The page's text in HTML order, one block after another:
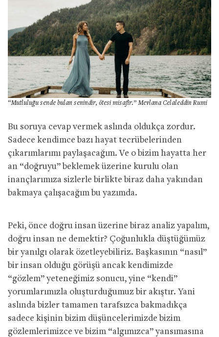
“Mutluluğu sende bulan senindir, ötesi misafir.” Mevlana Celaleddin Rumi
Bu soruya cevap vermek aslında oldukça zordur.
Sadece kendimce bazı hayat tecrübelerinden
çıkarımlarımı paylaşacağım. Ve o bizim hayatta her
an “doğruyu” beklemek üzerine kurulu olan
inançlarımıza sizlerle birlikte biraz daha yakından
bakmaya çalışacağım bu yazımda.
Peki, önce doğru insan üzerine biraz analiz yapalım,
doğru insan ne demektir? Çoğunlukla düştüğümüz
bir yanılgı olarak özetleyebiliriz. Başkasının “nasıl”
bir insan olduğu görüşü ancak kendimizde
“gözlem” yeteneğimiz sonucu, yine “kendi”
yorumlarımızla oluşturduğumuz bir akıştır. Yani
aslında bizler tamamen tarafsızca bakmadıkça
sadece kişinin bizim düşüncelerimizde bizim
gözlemlerimizce ve bizim “algımızca” yansımasına